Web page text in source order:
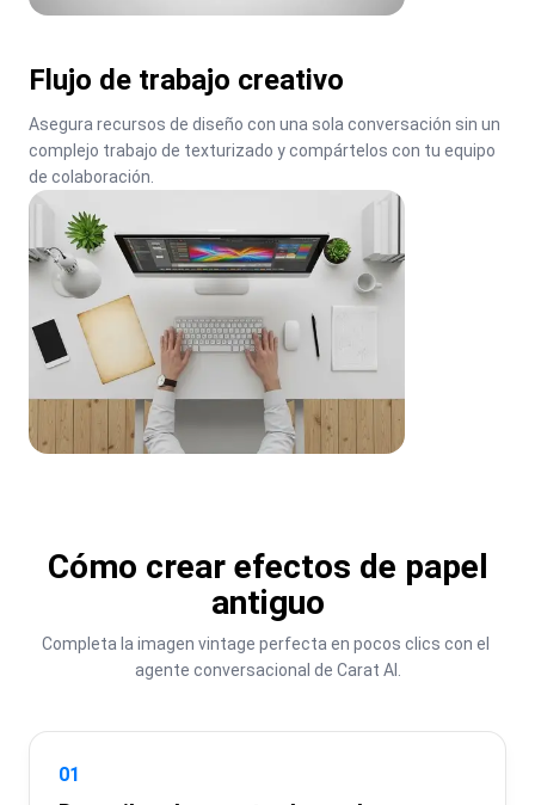
Flujo de trabajo creativo
Asegura recursos de diseño con una sola conversación sin un
complejo trabajo de texturizado y compártelos con tu equipo
de colaboración.
Cómo crear efectos de papel
antiguo
Completa la imagen vintage perfecta en pocos clics con el
agente conversacional de Carat AI.
01